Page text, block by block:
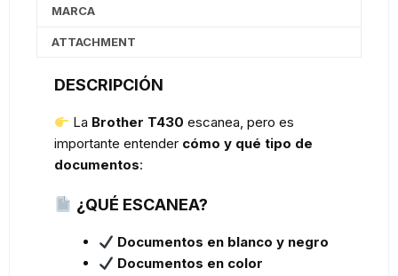
MARCA
ATTACHMENT
DESCRIPCIÓN
La Brother T430 escanea, pero es
importante entender cómo y qué tipo de
documentos:
¿QUÉ ESCANEA?
Documentos en blanco y negro
Documentos en color